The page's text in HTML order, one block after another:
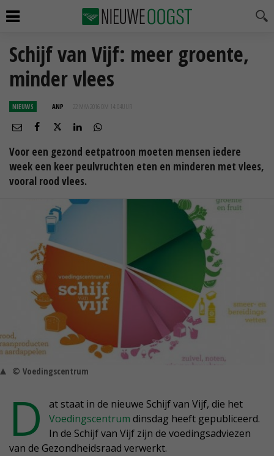
Schijf van Vijf: meer groente,
minder vlees
NIEUWS ANP 22 MAA 2016 OM 14:04
Voor een gezond eetpatroon moeten mensen iedere
week een keer peulvruchten eten en minderen met vlees,
vooral rood vlees.
© Voedingscentrum
D
at staat in de nieuwe Schijf van Vijf, die het
Voedingscentrum dinsdag heeft gepubliceerd.
In de Schijf van Vijf zijn de voedingsadviezen
van de Gezondheidsraad verwerkt.